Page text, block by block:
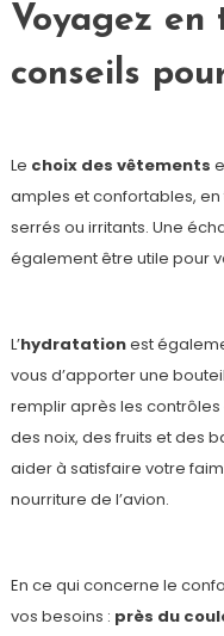
Voyagez en
conseils
Le choix des vêtements
amples et confortables, en
serrés ou irritants. Une
également être utile pour
L’hydratationest
vous d’apporter une
remplir après les
des noix, des fruits et des
aider à satisfaire votre
nourriture de l’avion.
En ce qui concerne le
vos besoins : près du